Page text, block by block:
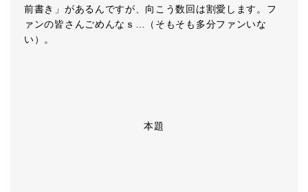
前書き」があるんですが、向こう数回は割愛します。フ
ァンの皆さんごめんなｓ…（そもそも多分ファンいな
い）。
本題